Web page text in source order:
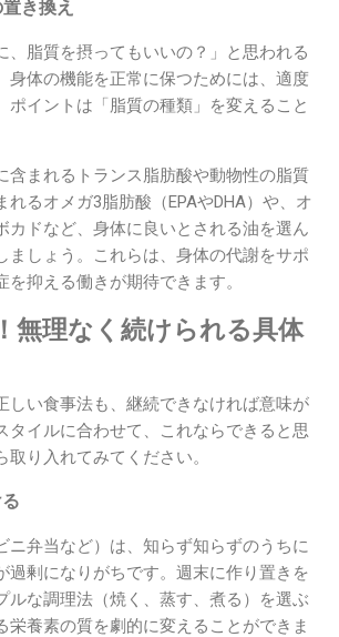
き換え
、脂質を摂ってもいいの？」と思われる
身体の機能を正常に保つためには、適度
ポイントは「脂質の種類」を変えること
含まれるトランス脂肪酸や動物性の脂質
れるオメガ3脂肪酸（EPAやDHA）や、オ
カドなど、身体に良いとされる油を選ん
ましょう。これらは、身体の代謝をサポ
を抑える働きが期待できます。
無理なく続けられる具体
しい食事法も、継続できなければ意味が
タイルに合わせて、これならできると思
取り入れてみてください。
ニ弁当など）は、知らず知らずのうちに
過剰になりがちです。週末に作り置きを
ルな調理法（焼く、蒸す、煮る）を選ぶ
栄養素の質を劇的に変えることができま